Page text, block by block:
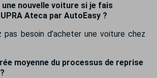
nouvelle voiture si je fais
Ateca par AutoEasy ?
pas besoin d’acheter une voiture chez
moyenne du processus de reprise